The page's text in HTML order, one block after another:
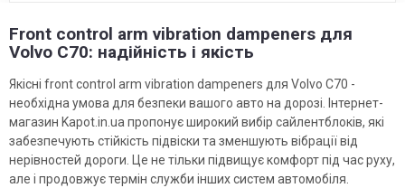
Front control arm vibration dampeners для
Volvo C70: надійність і якість
Якісні front control arm vibration dampeners для Volvo C70 -
необхідна умова для безпеки вашого авто на дорозі. Інтернет-
магазин Kapot.in.ua пропонує широкий вибір сайлентблоків, які
забезпечують стійкість підвіски та зменшують вібрації від
нерівностей дороги. Це не тільки підвищує комфорт під час руху,
але і продовжує термін служби інших систем автомобіля.